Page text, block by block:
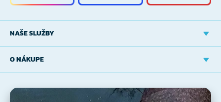
NAŠE SLUŽBY
O NÁKUPE